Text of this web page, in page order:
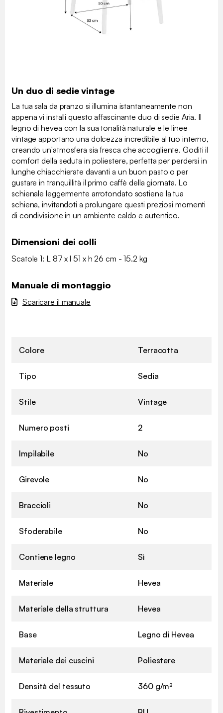
Un duo di sedie vintage
La tua sala da pranzo si illumina istantaneamente non
appena vi installi questo affascinante duo di sedie Aria. Il
legno di hevea con la sua tonalità naturale e le linee
vintage apportano una dolcezza incredibile al tuo interno,
creando un'atmosfera sia fresca che accogliente. Goditi il
comfort della seduta in poliestere, perfetta per perdersi in
lunghe chiacchierate davanti a un buon pasto o per
gustare in tranquillità il primo caffè della giornata. Lo
schienale leggermente arrotondato sostiene la tua
schiena, invitandoti a prolungare questi preziosi momenti
di condivisione in un ambiente caldo e autentico.
Dimensioni dei colli
Scatole 1: L 87 x l 51 x h 26 cm - 15.2 kg
Manuale di montaggio
Scaricare il manuale
Colore Terracotta
Tipo Sedia
Stile Vintage
Numero posti 2
Impilabile No
Girevole No
Braccioli No
Sfoderabile No
Contiene legno Sì
Materiale Hevea
Materiale della struttura Hevea
Base Legno di Hevea
Materiale dei cuscini Poliestere
Densità del tessuto 360 g/m²